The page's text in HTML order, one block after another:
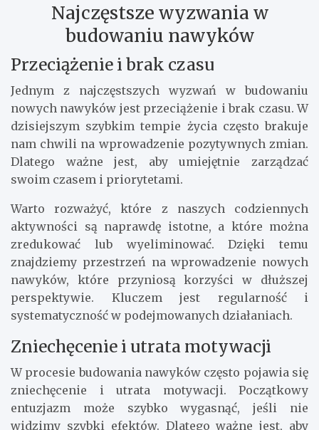
Najczęstsze wyzwania w
budowaniu nawyków
Przeciążenie i brak czasu
Jednym z najczęstszych wyzwań w budowaniu
nowych nawyków jest przeciążenie i brak czasu. W
dzisiejszym szybkim tempie życia często brakuje
nam chwili na wprowadzenie pozytywnych zmian.
Dlatego ważne jest, aby umiejętnie zarządzać
swoim czasem i priorytetami.
Warto rozważyć, które z naszych codziennych
aktywności są naprawdę istotne, a które można
zredukować lub wyeliminować. Dzięki temu
znajdziemy przestrzeń na wprowadzenie nowych
nawyków, które przyniosą korzyści w dłuższej
perspektywie. Kluczem jest regularność i
systematyczność w podejmowanych działaniach.
Zniechęcenie i utrata motywacji
W procesie budowania nawyków często pojawia się
zniechęcenie i utrata motywacji. Początkowy
entuzjazm może szybko wygasnąć, jeśli nie
widzimy szybki efektów. Dlatego ważne jest, aby